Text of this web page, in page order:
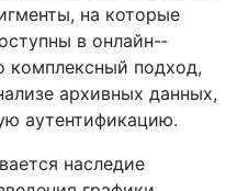
на которые
в онлайн-­
комплексный подход,
архивных данных,
аутентификацию.
наследие